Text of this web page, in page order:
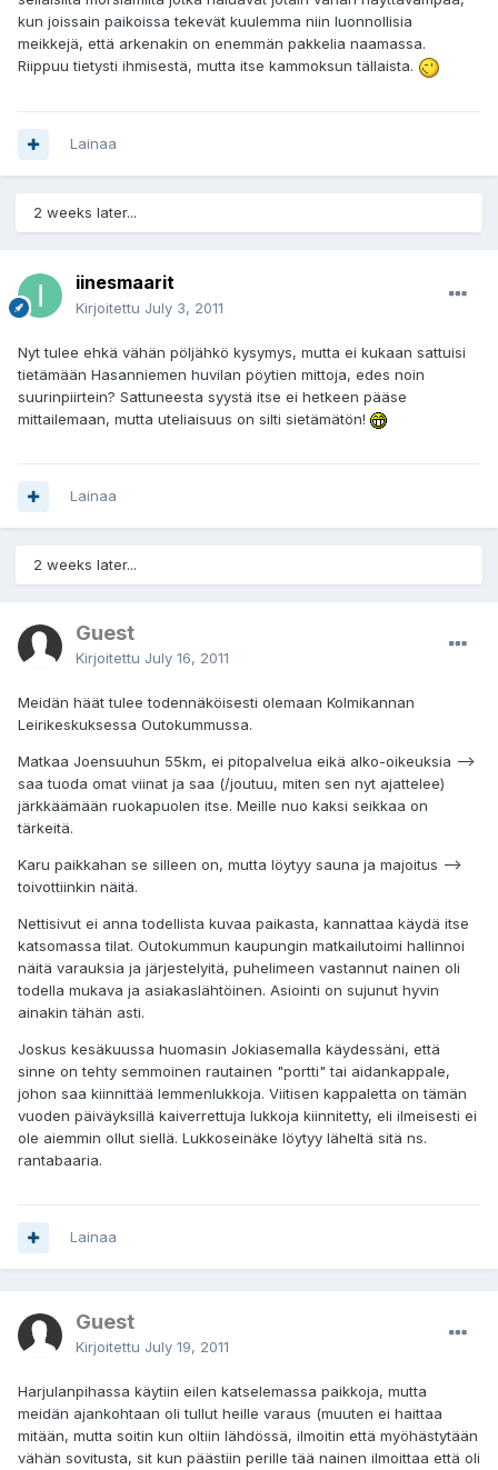
kun joissain paikoissa tekevät kuulemma niin luonnollisia
meikkejä, että arkenakin on enemmän pakkelia naamassa.
Riippuu tietysti ihmisestä, mutta itse kammoksun tällaista.
Lainaa
2 weeks later...
iinesmaarit
Kirjoitettu July 3, 2011
Nyt tulee ehkä vähän pöljähkö kysymys, mutta ei kukaan sattuisi
tietämään Hasanniemen huvilan pöytien mittoja, edes noin
suurinpiirtein? Sattuneesta syystä itse ei hetkeen pääse
mittailemaan, mutta uteliaisuus on silti sietämätön!
Lainaa
2 weeks later...
Guest
Kirjoitettu July 16, 2011
Meidän häät tulee todennäköisesti olemaan Kolmikannan
Leirikeskuksessa Outokummussa.
Matkaa Joensuuhun 55km, ei pitopalvelua eikä alko-oikeuksia -->
saa tuoda omat viinat ja saa (/joutuu, miten sen nyt ajattelee)
järkkäämään ruokapuolen itse. Meille nuo kaksi seikkaa on
tärkeitä.
Karu paikkahan se silleen on, mutta löytyy sauna ja majoitus -->
toivottiinkin näitä.
Nettisivut ei anna todellista kuvaa paikasta, kannattaa käydä itse
katsomassa tilat. Outokummun kaupungin matkailutoimi hallinnoi
näitä varauksia ja järjestelyitä, puhelimeen vastannut nainen oli
todella mukava ja asiakaslähtöinen. Asiointi on sujunut hyvin
ainakin tähän asti.
Joskus kesäkuussa huomasin Jokiasemalla käydessäni, että
sinne on tehty semmoinen rautainen "portti" tai aidankappale,
johon saa kiinnittää lemmenlukkoja. Viitisen kappaletta on tämän
vuoden päiväyksillä kaiverrettuja lukkoja kiinnitetty, eli ilmeisesti ei
ole aiemmin ollut siellä. Lukkoseinäke löytyy läheltä sitä ns.
rantabaaria.
Lainaa
Guest
Kirjoitettu July 19, 2011
Harjulanpihassa käytiin eilen katselemassa paikkoja, mutta
meidän ajankohtaan oli tullut heille varaus (muuten ei haittaa
mitään, mutta soitin kun oltiin lähdössä, ilmoitin että myöhästytään
vähän sovitusta, sit kun päästiin perille tää nainen ilmoittaa että oli